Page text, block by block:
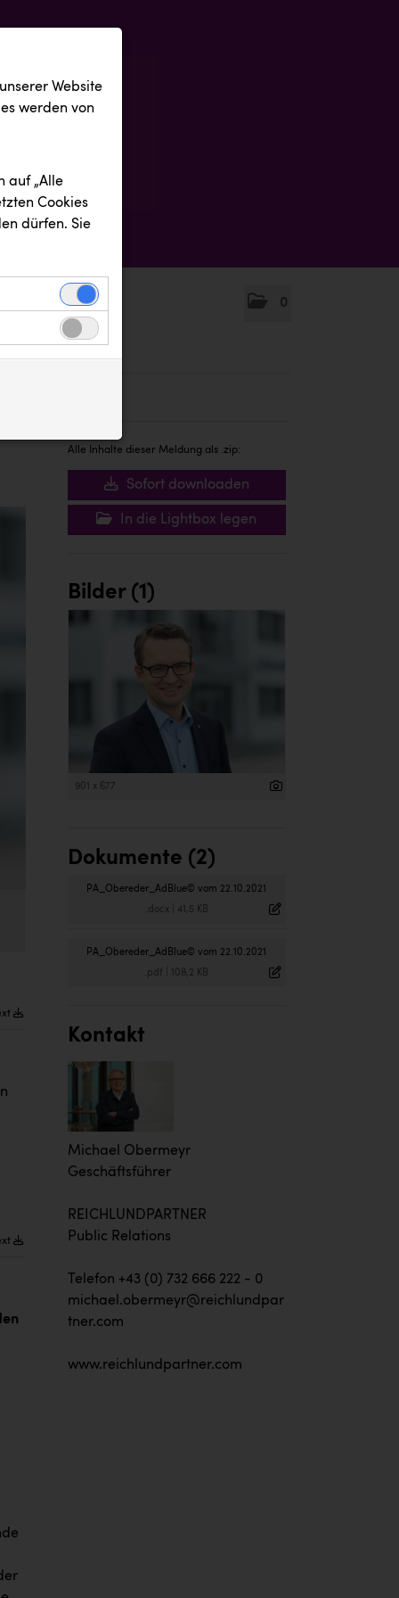
0
Alle Inhalte dieser Meldung als .zip:
Sofort downloaden
In die Lightbox legen
Bilder (1)
901 x 677
Dokumente (2)
PA_Obereder_AdBlue© vom 22.10.2021
.docx| 41,5 KB
PA_Obereder_AdBlue© vom 22.10.2021
.pdf 108,2 KB
Kontakt
Michael Obermeyr
Geschäftsführer
REICHLUNDPARTNER
Public Relations
Telefon +43 (0) 732 666 222 - 0
michael.obermeyr@reichlundpar
tner.com
www.reichlundpartner.com
Website
werden von
auf „Alle
Cookies
dürfen. Sie
Website